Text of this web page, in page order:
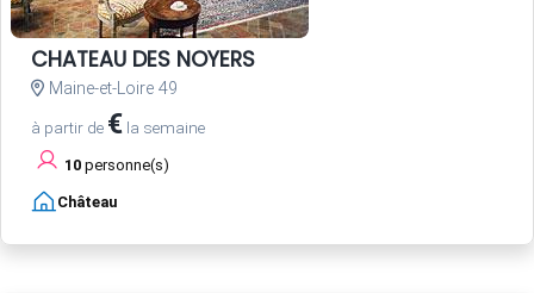
CHATEAU DES NOYERS
Maine-et-Loire 49
à partir de € la semaine
10 personne(s)
Château